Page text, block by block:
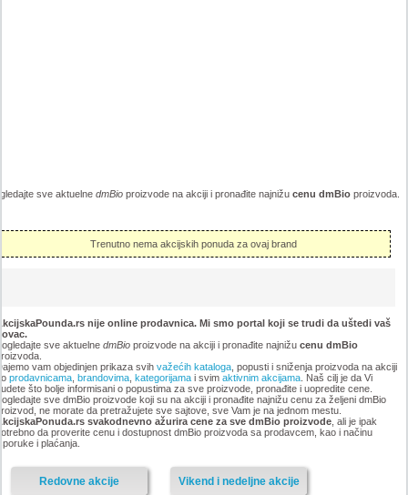
sve aktuelne dmBioproizvode na akciji i pronađite najnižu cenu dmBioproizvoda.
Trenutno nema akcijskih ponuda za ovaj brand
nije online prodavnica. Mi smo portal koji se trudi da uštedi vaš
sve aktuelne dmBioproizvode na akciji i pronađite najnižu cenu dmBio
vam objedinjen prikaza svih važećih kataloga, popusti i sniženja proizvoda na akciji
prodavnicama, brandovima, kategorijamai svim aktivnim akcijama. Naš cilj je da Vi
što bolje informisani o popustima za sve proizvode, pronađite i uopredite cene.
sve dmBio proizvode koji su na akciji i pronađite najnižu cenu za željeni dmBio
ne morate da pretražujete sve sajtove, sve Vam je na jednom mestu.
svakodnevno ažurira cene za sve dmBio proizvode, ali je ipak
da proverite cenu i dostupnost dmBio proizvoda sa prodavcem, kao i načinu
i plaćanja.
Vikend i nedeljne akcije
Redovne akcije